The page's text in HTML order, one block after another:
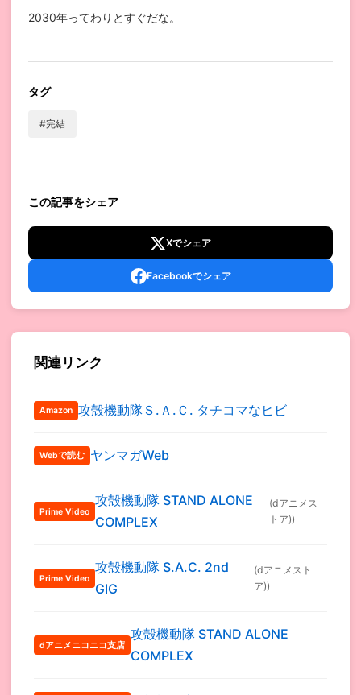
2030年ってわりとすぐだな。
タグ
#完結
この記事をシェア
Xでシェア
Facebookでシェア
関連リンク
Amazon 攻殻機動隊Ｓ.Ａ.Ｃ. タチコマなヒビ
Webで読む ヤンマガWeb
Prime Video
攻殻機動隊 STAND ALONE
COMPLEX
(dアニメス
トア))
Prime Video
攻殻機動隊 S.A.C. 2nd
GIG
(dアニメスト
ア))
dアニメニコニコ支店
攻殻機動隊 STAND ALONE
COMPLEX